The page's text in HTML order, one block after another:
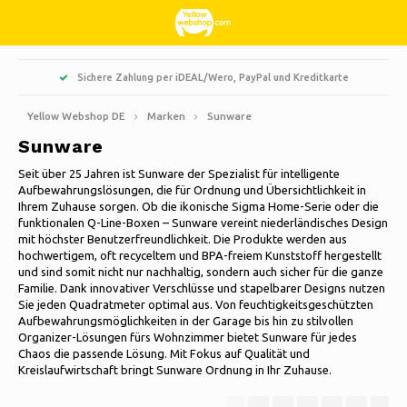
Hoofdmenu / haushalte
Kochen
Reinigen
Aufbewahrungsboxen
Hoofdmenu / hobbys & freizeit
Bücher
Kreativ
Tiere
Fahrräder
Reisen
Hoofdmenu / weihnachten
Künstliche Weihnachtsbäume
Weihnachtskränze & Girlanden
Weihnachtsbeleuchtung
Weihnachtsdekoration
Hoofdmenu / kleidung
Jacken Nordberg Outdoor
Wintersport Nordberg Outdoor
Unterwäsche
Socken
Hoofdmenu / süßigkeiten und bonbons
Süß, sauer und Lakritz
Hoofdmenu / garten
Barbecue
Pflanzgefäße und Blumentöpfe
Sonnenschirme
Gartendekoration
Gartenwerkzeuge
Gartenmöbel
Hoofdmenu / wohnen, interieur und dekoration
Fußmatten
Dekoration & Zubehör
Duftkerzen
Glasbilder
Uhren
Hoofdmenu
Nederlands
Deutsch
English
Français
Español
Sichere Zahlung per iDEAL/Wero, PayPal und Kreditkarte
Yellow Webshop DE Marken Sunware
Sunware
Seit über 25 Jahren ist Sunware der Spezialist für intelligente
Aufbewahrungslösungen, die für Ordnung und Übersichtlichkeit in
Ihrem Zuhause sorgen. Ob die ikonische Sigma Home-Serie oder die
funktionalen Q-Line-Boxen – Sunware vereint niederländisches Design
mit höchster Benutzerfreundlichkeit. Die Produkte werden aus
hochwertigem, oft recyceltem und BPA-freiem Kunststoff hergestellt
und sind somit nicht nur nachhaltig, sondern auch sicher für die ganze
Familie. Dank innovativer Verschlüsse und stapelbarer Designs nutzen
Sie jeden Quadratmeter optimal aus. Von feuchtigkeitsgeschützten
Aufbewahrungsmöglichkeiten in der Garage bis hin zu stilvollen
Organizer-Lösungen fürs Wohnzimmer bietet Sunware für jedes
Chaos die passende Lösung. Mit Fokus auf Qualität und
Kreislaufwirtschaft bringt Sunware Ordnung in Ihr Zuhause.